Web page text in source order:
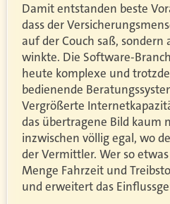
Damit entstanden beste
dass der
auf der Couch saß, sondern
winkte. Die Software-
heute komplexe und
bedienende
Vergrößerte
das übertragene Bild kaum
inzwischen völlig egal, wo
der Vermittler. Wer so
Menge Fahrzeit und
und erweitert das